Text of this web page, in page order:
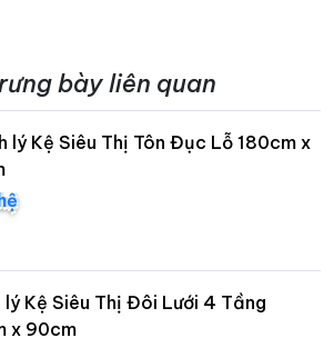
bày liên quan
lý Kệ Siêu Thị Tôn Đục Lỗ 180cm x
lý Kệ Siêu Thị Đôi Lưới 4 Tầng
x 90cm